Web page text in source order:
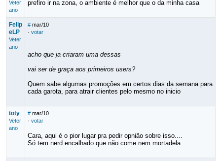
Veter
ano
prefiro ir na zona, o ambiente é melhor que o da minha casa
Felip
eLP
Veter
ano
# mar/10
· votar
acho que ja criaram uma dessas
vai ser de graça aos primeiros users?
Quem sabe algumas promoções em certos dias da semana para
cada garota, para atrair clientes pelo mesmo no inicio
toty
Veter
ano
# mar/10
· votar
Cara, aqui é o pior lugar pra pedir opnião sobre isso....
Só tem nerd encalhado que não come nem mortadela.